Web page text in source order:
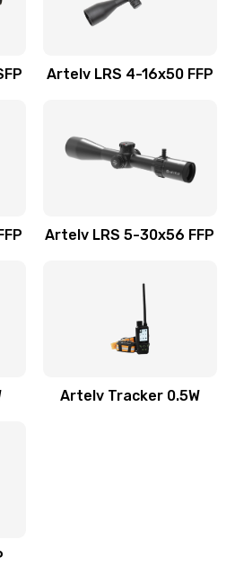
Artelv LRS 4-16x50 FFP
Artelv LRS 5-30x56 FFP
Artelv Tracker 0.5W